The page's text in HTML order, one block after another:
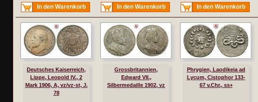
In den Warenkorb In den Warenkorb In den Warenkorb
Deutsches Kaiserreich,
Lippe, Leopold IV., 2
Mark 1906, A, vz/vz-st, J.
78
Grossbritannien,
Edward VII.,
Silbermedaille 1902, vz
Phrygien, Laodikeia ad
Lycum, Cistophor 133-
67 v.Chr., ss+